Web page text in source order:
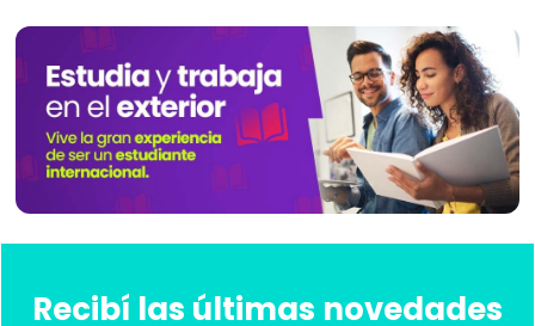
Recibí las últimas novedades